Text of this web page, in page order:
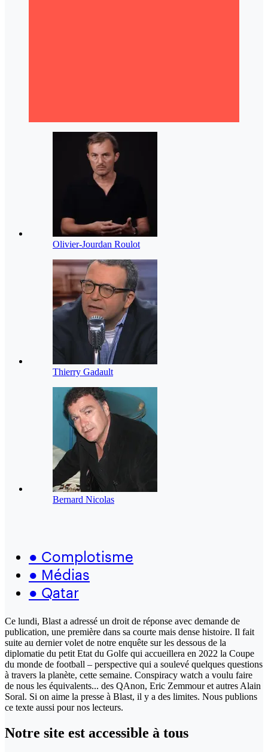
Olivier-Jourdan Roulot
Thierry Gadault
Bernard Nicolas
● Complotisme
● Médias
● Qatar
Ce lundi, Blast a adressé un droit de réponse avec demande de
publication, une première dans sa courte mais dense histoire. Il fait
suite au dernier volet de notre enquête sur les dessous de la
diplomatie du petit Etat du Golfe qui accueillera en 2022 la Coupe
du monde de football – perspective qui a soulevé quelques questions
à travers la planète, cette semaine. Conspiracy watch a voulu faire
de nous les équivalents... des QAnon, Eric Zemmour et autres Alain
Soral. Si on aime la presse à Blast, il y a des limites. Nous publions
ce texte aussi pour nos lecteurs.
Notre site est accessible à tous